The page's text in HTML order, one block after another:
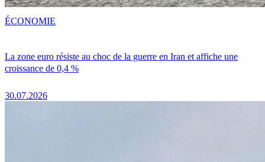
La zone euro résiste au choc de la guerre en Iran et affiche une
croissance de 0,4 %
30.07.2026
ÉCONOMIE